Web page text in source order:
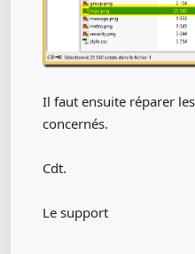
Il faut ensuite réparer
concernés.
Cdt.
Le support